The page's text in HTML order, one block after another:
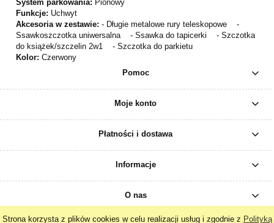
Strona korzysta z plików cookies w celu realizacji usług i zgodnie z Polityką
System parkowania: Pionowy
Funkcje: Uchwyt
Akcesoria w zestawie: - Długie metalowe rury teleskopowe -
Ssawkoszczotka uniwersalna - Ssawka do tapicerki - Szczotka
do książek/szczelin 2w1 - Szczotka do parkietu
Kolor: Czerwony
Pomoc
Moje konto
Płatności i dostawa
Informacje
O nas